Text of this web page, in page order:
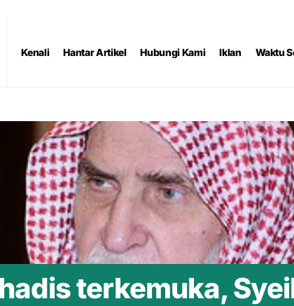
Kenali Hantar Artikel Hubungi Kami Iklan Waktu
terkemuka,